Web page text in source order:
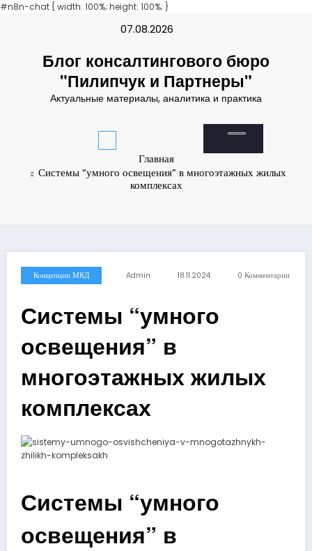
deneme bonusuPadişahbetonline casinos
#n8n-chat { width: 100%; height: 100%; }
07.08.2026
Блог консалтингового бюро
"Пилипчук и Партнеры"
Актуальные материалы, аналитика и практика
Главная
Системы “умного освещения” в многоэтажных жилых
комплексах
Концепции МКД Admin 18.11.2024 0 Комментарии
Системы “умного
освещения” в
многоэтажных жилых
комплексах
Системы “умного
освещения” в